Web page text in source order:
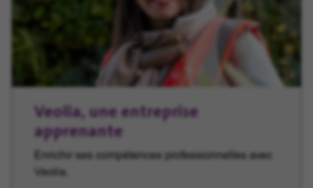
Veolia, une entreprise
apprenante
Enrichir ses compétences professionnelles avec